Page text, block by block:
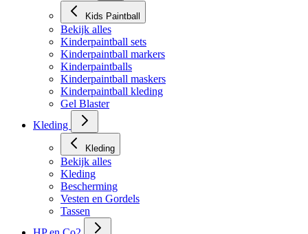
Kids Paintball
Kids Paintball
Bekijk alles
Kinderpaintball sets
Kinderpaintball markers
Kinderpaintballs
Kinderpaintball maskers
Kinderpaintball kleding
Gel Blaster
Kleding
Bekijk alles
Kleding
Bescherming
Vesten en Gordels
Tassen